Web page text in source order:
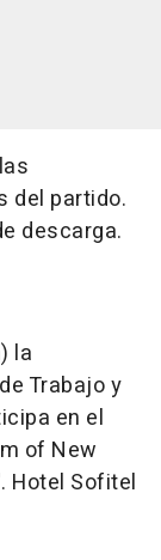
del partido.
descarga.
la
Trabajo y
en el
of New
Hotel Sofitel